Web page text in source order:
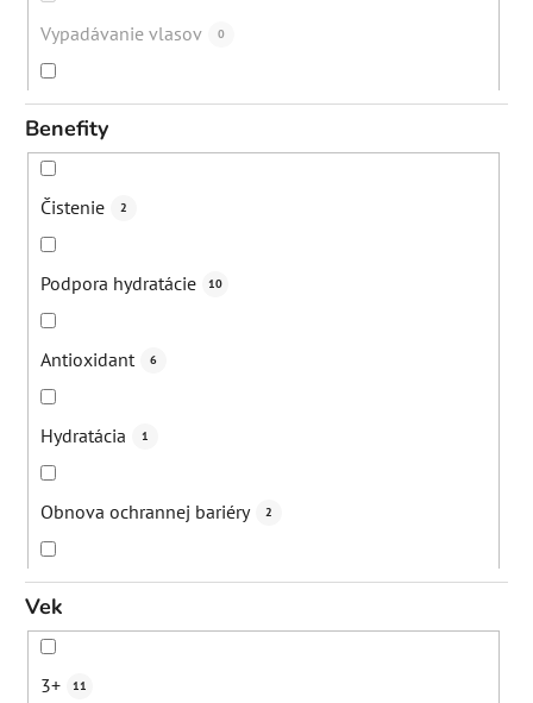
Vypadávanie vlasov 0
Bolesti svalov a kĺbov 1
Nadmerná tvorba mazu
Benefity
Čistenie 2
Podpora hydratácie 10
Antioxidant 6
Hydratácia 1
Obnova ochrannej bariéry 2
Zmiernenie zápalov 7
Vek
3+ 11